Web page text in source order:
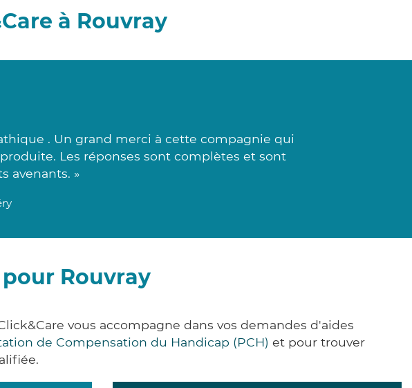
à Rouvray
. Un grand merci à cette compagnie qui
Les réponses sont complètes et sont
avenants. »
Rouvray
vous accompagne dans vos demandes d'aides
de Compensation du Handicap (PCH) et pour trouver